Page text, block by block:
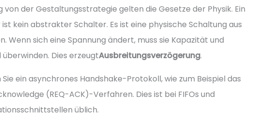
von der Gestaltungsstrategie gelten die Gesetze der Physik. Ein
kein abstrakter Schalter. Es ist eine physische Schaltung aus
Wenn sich eine Spannung ändert, muss sie Kapazität und
Dies erzeugtAusbreitungsverzögerung.
ein asynchrones Handshake-Protokoll, wie zum Beispiel das
(REQ-ACK)-Verfahren. Dies ist bei FIFOs und
üblich.